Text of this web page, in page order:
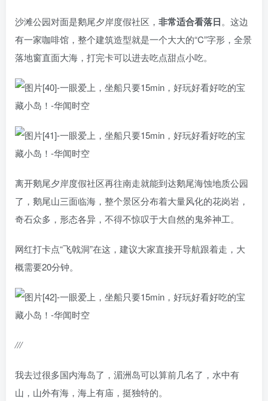
沙滩公园对面是鹅尾夕岸度假社区， 非常适合看落日。这边
有一家咖啡馆，整个建筑造型就是一个大大的“C”字形，全景
落地窗直面大海，打完卡可以进去吃点甜点小吃。
离开鹅尾夕岸度假社区再往南走就能到达鹅尾海蚀地质公园
了，鹅尾山三面临海，整个景区分布着大量风化的花岗岩，
奇石众多，形态各异，不得不惊叹于大自然的鬼斧神工。
网红打卡点“飞戟洞”在这，建议大家直接开导航跟着走，大
概需要20分钟。
///
我去过很多国内海岛了，湄洲岛可以算前几名了，水中有
山，山外有海，海上有庙，挺独特的。